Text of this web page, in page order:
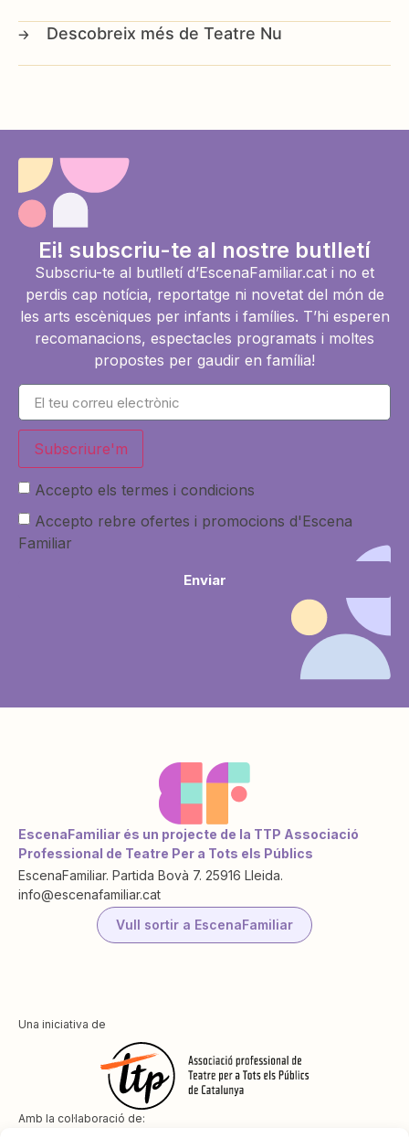
Teatre Nu
Ei! subscriu-te al nostre butlletí
Subscriu-te al butlletí d’EscenaFamiliar.cat i no et
perdis cap notícia, reportatge ni novetat del món de
les arts escèniques per infants i famílies. T’hi esperen
recomanacions, espectacles programats i moltes
propostes per gaudir en família!
Subscriure'm
Accepto els termes i condicions
Accepto rebre ofertes i promocions d'Escena
Familiar
Enviar
EscenaFamiliar és un projecte de la TTP Associació
Professional de Teatre Per a Tots els Públics
EscenaFamiliar. Partida Bovà 7. 25916 Lleida.
info@escenafamiliar.cat
Vull sortir a EscenaFamiliar
Una iniciativa de
Amb la col·laboració de: